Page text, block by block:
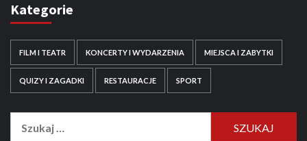
Kategorie
FILM I TEATR KONCERTY I WYDARZENIA MIEJSCA I ZABYTKI
QUIZY I ZAGADKI RESTAURACJE SPORT